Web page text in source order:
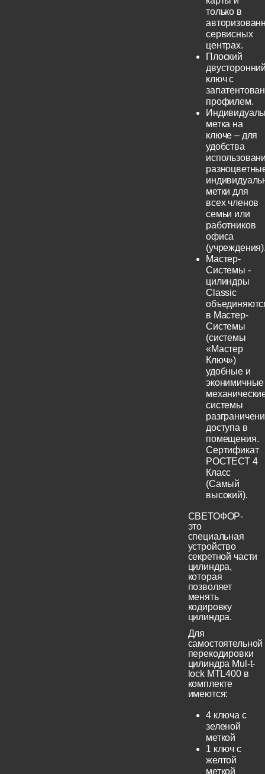
только в
сервисных
центрах.
Плоский
ключ с
профилем.
метка на
ключе – для
удобства
метки для
всех членов
семьи или
работников
офиса
Мастер-
Системы -
цилиндры
Classic
в Мастер-
Системы
(системы
«Мастер
Ключ»)
удобные и
эконимичные
системы
доступа в
помещения.
Сертификат
РОСТЕСТ 4
Класс
(Самый
высокий).
СВЕТОФОР-
это
специальная
устройство
секретной части
цилиндра,
которая
позволяет
менять
кодировку
цилиндра.
Для
самостоятельной
перекодировки
цилиндра Mul-t-
lock MTL400 в
комплекте
имеются:
4 ключа с
зеленой
меткой
1 ключ с
желтой
меткой